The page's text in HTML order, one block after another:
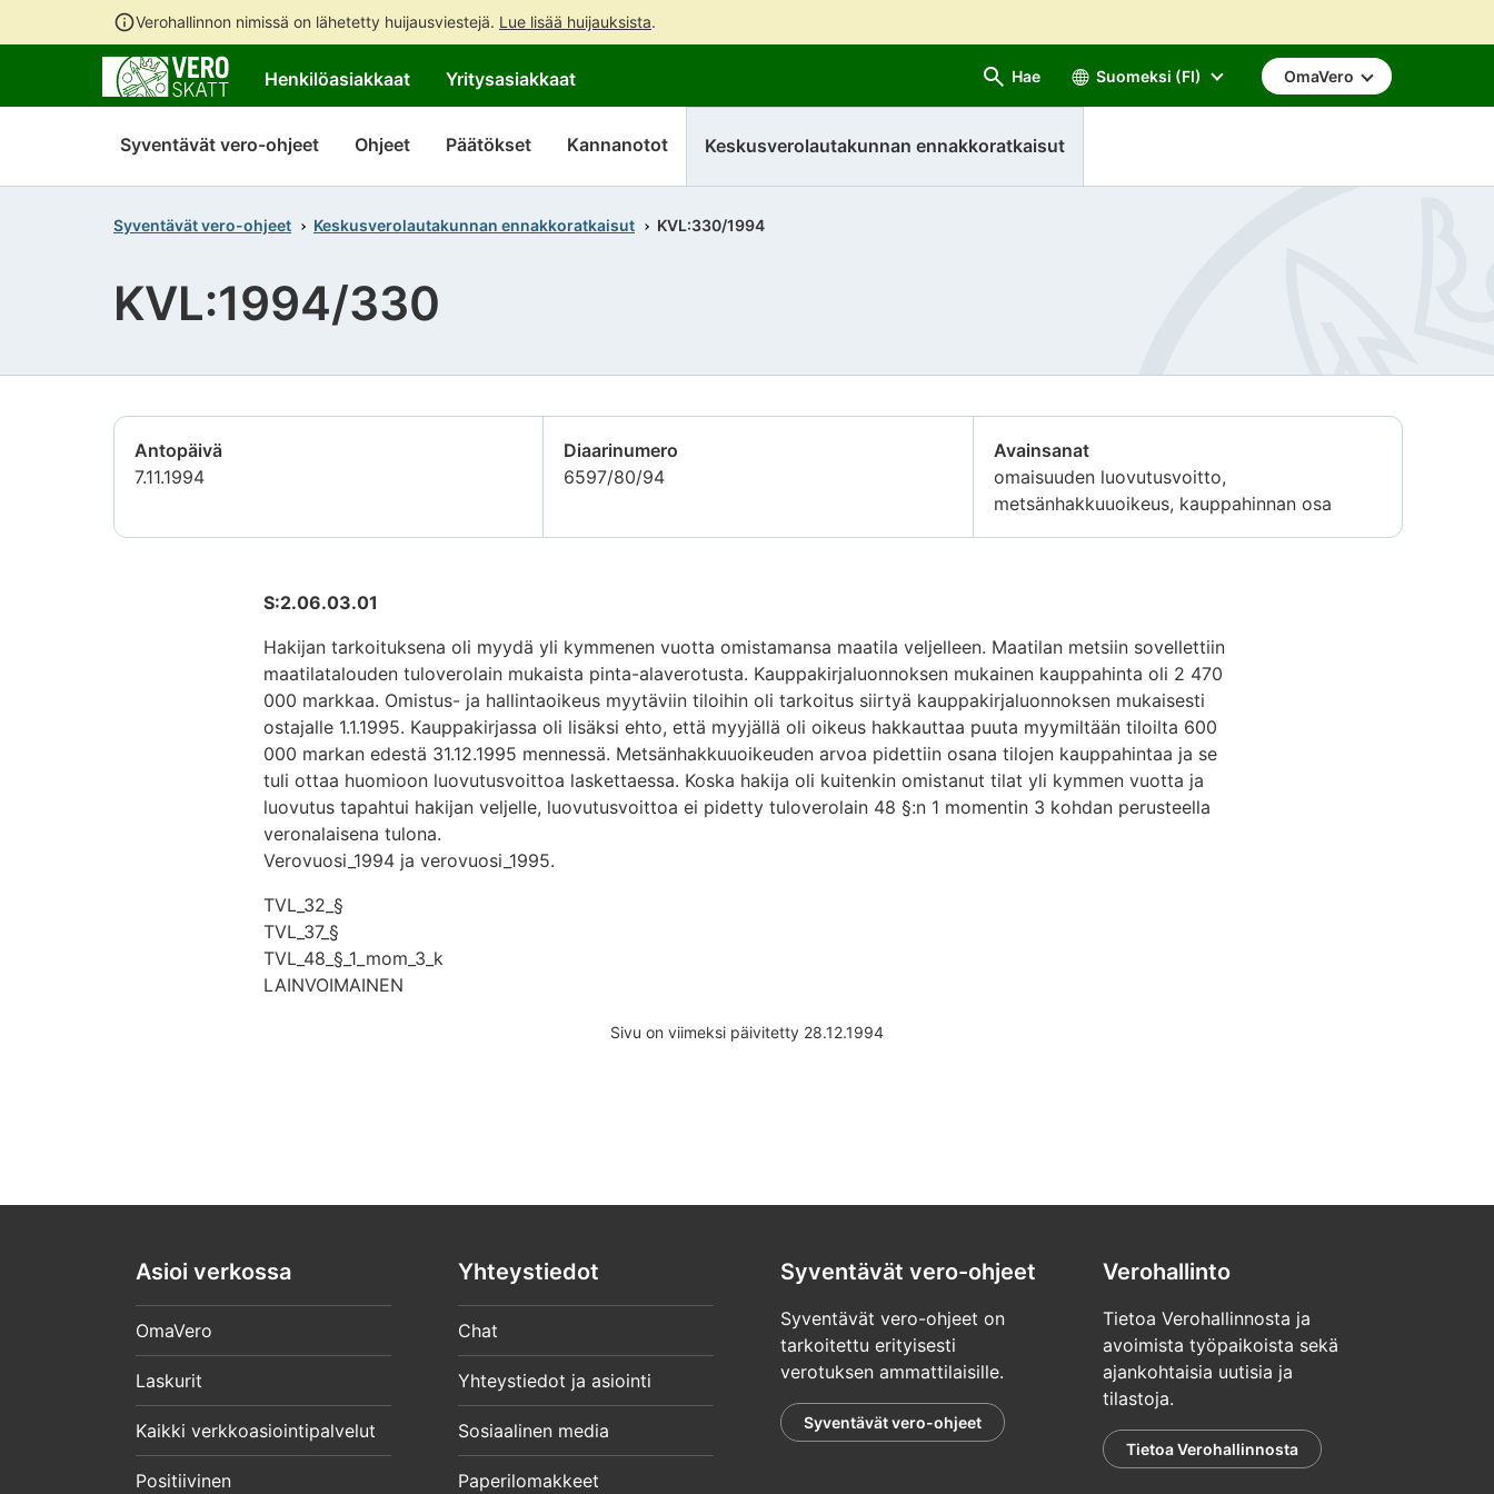
Verohallinnon nimissä on lähetetty huijausviestejä. Lue lisää huijauksista.
sisältöön
sivuston
hakuun
Henkilöasiakkaat Yritysasiakkaat Hae Suomeksi (FI) OmaVero
Syventävät vero-ohjeet Ohjeet Päätökset Kannanotot Keskusverolautakunnan ennakkoratkaisut
Syventävät vero-ohjeet Keskusverolautakunnan ennakkoratkaisut KVL:330/1994
KVL:1994/330
Antopäivä
7.11.1994
Diaarinumero
6597/80/94
Avainsanat
omaisuuden luovutusvoitto,
metsänhakkuuoikeus, kauppahinnan osa
S:2.06.03.01
Hakijan tarkoituksena oli myydä yli kymmenen vuotta omistamansa maatila veljelleen. Maatilan metsiin sovellettiin
maatilatalouden tuloverolain mukaista pinta-alaverotusta. Kauppakirjaluonnoksen mukainen kauppahinta oli 2 470
000 markkaa. Omistus- ja hallintaoikeus myytäviin tiloihin oli tarkoitus siirtyä kauppakirjaluonnoksen mukaisesti
ostajalle 1.1.1995. Kauppakirjassa oli lisäksi ehto, että myyjällä oli oikeus hakkauttaa puuta myymiltään tiloilta 600
000 markan edestä 31.12.1995 mennessä. Metsänhakkuuoikeuden arvoa pidettiin osana tilojen kauppahintaa ja se
tuli ottaa huomioon luovutusvoittoa laskettaessa. Koska hakija oli kuitenkin omistanut tilat yli kymmen vuotta ja
luovutus tapahtui hakijan veljelle, luovutusvoittoa ei pidetty tuloverolain 48 §:n 1 momentin 3 kohdan perusteella
veronalaisena tulona.
Verovuosi_1994 ja verovuosi_1995.
TVL_32_§
TVL_37_§
TVL_48_§_1_mom_3_k
LAINVOIMAINEN
Sivu on viimeksi päivitetty 28.12.1994
Asioi verkossa
OmaVero
Laskurit
Kaikki verkkoasiointipalvelut
Positiivinen
Yhteystiedot
Chat
Yhteystiedot ja asiointi
Sosiaalinen media
Paperilomakkeet
Syventävät vero-ohjeet
Syventävät vero-ohjeet on
tarkoitettu erityisesti
verotuksen ammattilaisille.
Syventävät vero-ohjeet
Verohallinto
Tietoa Verohallinnosta ja
avoimista työpaikoista sekä
ajankohtaisia uutisia ja
tilastoja.
Tietoa Verohallinnosta